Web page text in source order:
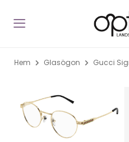
Hem Glasögon Gucci